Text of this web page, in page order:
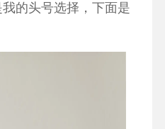
的头号选择，下面是